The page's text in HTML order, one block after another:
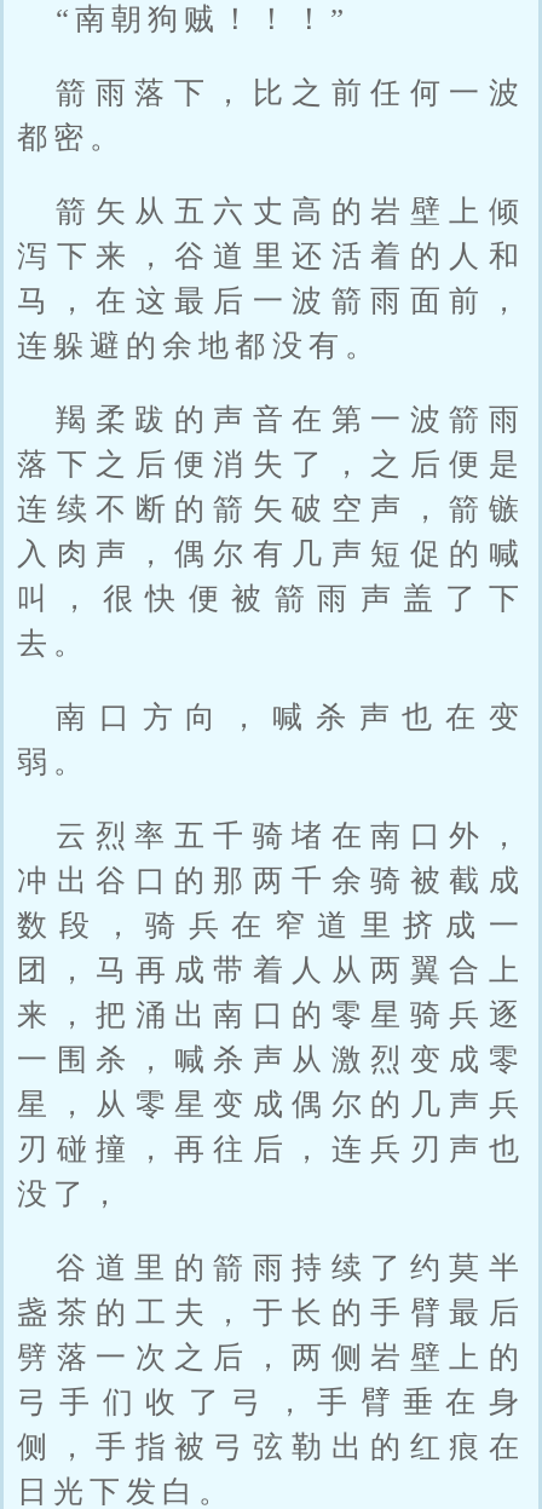
“南朝狗贼！！！”
箭雨落下，比之前任何一波
都密。
箭矢从五六丈高的岩壁上倾
泻下来，谷道里还活着的人和
马，在这最后一波箭雨面前，
连躲避的余地都没有。
羯柔跋的声音在第一波箭雨
落下之后便消失了，之后便是
连续不断的箭矢破空声，箭镞
入肉声，偶尔有几声短促的喊
叫，很快便被箭雨声盖了下
去。
南口方向，喊杀声也在变
弱。
云烈率五千骑堵在南口外，
冲出谷口的那两千余骑被截成
数段，骑兵在窄道里挤成一
团，马再成带着人从两翼合上
来，把涌出南口的零星骑兵逐
一围杀，喊杀声从激烈变成零
星，从零星变成偶尔的几声兵
刃碰撞，再往后，连兵刃声也
没了，
谷道里的箭雨持续了约莫半
盏茶的工夫，于长的手臂最后
劈落一次之后，两侧岩壁上的
弓手们收了弓，手臂垂在身
侧，手指被弓弦勒出的红痕在
日光下发白。